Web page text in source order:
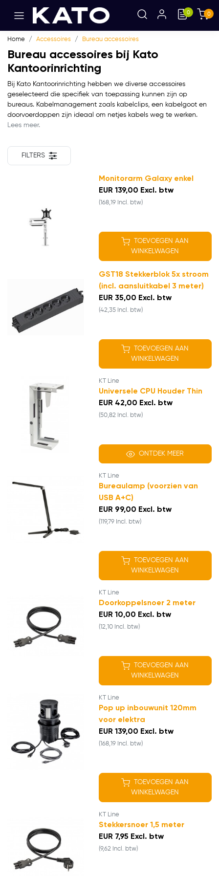
0 0
Home Accessoires Bureau accessoires
Bureau accessoires bij Kato
Kantoorinrichting
Bij Kato Kantoorinrichting hebben we diverse accessoires
geselecteerd die specifiek van toepassing kunnen zijn op
bureaus. Kabelmanagement zoals kabelclips, een kabelgoot en
doorvoerdoppen zijn ideaal om netjes kabels weg te werken.
Lees meer.
FILTERS
Monitorarm Galaxy enkel
EUR 139,00 Excl. btw
(168,19 Incl. btw)
TOEVOEGEN AAN
WINKELWAGEN
GST18 Stekkerblok 5x stroom
(incl. aansluitkabel 3 meter)
EUR 35,00 Excl. btw
(42,35 Incl. btw)
TOEVOEGEN AAN
WINKELWAGEN
KT Line
Universele CPU Houder Thin
EUR 42,00 Excl. btw
(50,82 Incl. btw)
ONTDEK MEER
KT Line
Bureaulamp (voorzien van
USB A+C)
EUR 99,00 Excl. btw
(119,79 Incl. btw)
TOEVOEGEN AAN
WINKELWAGEN
KT Line
Doorkoppelsnoer 2 meter
EUR 10,00 Excl. btw
(12,10 Incl. btw)
TOEVOEGEN AAN
WINKELWAGEN
KT Line
Pop up inbouwunit 120mm
voor elektra
EUR 139,00 Excl. btw
(168,19 Incl. btw)
TOEVOEGEN AAN
WINKELWAGEN
KT Line
Stekkersnoer 1,5 meter
EUR 7,95 Excl. btw
(9,62 Incl. btw)